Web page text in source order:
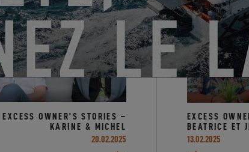
EXCESS OWNER’S STORIES –
KARINE & MICHEL
20.02.2025
EXCESS
BEATRICE ET
13.02.2025